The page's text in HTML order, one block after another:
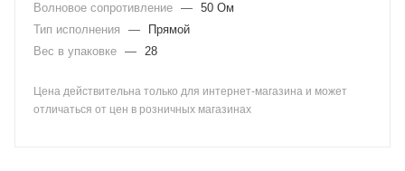
Волновое сопротивление — 50 Ом
Тип исполнения
—
Прямой
Вес в упаковке — 28
Цена действительна только для интернет-магазина и может
отличаться от цен в розничных магазинах